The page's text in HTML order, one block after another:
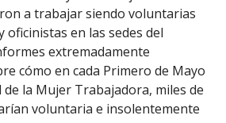
a trabajar siendo voluntarias
oficinistas en las sedes del
extremadamente
cómo en cada Primero de Mayo
la Mujer Trabajadora, miles de
voluntaria e insolentemente